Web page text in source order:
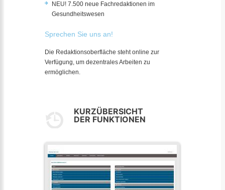
NEU! 7.500 neue Fachredaktionen im
Gesundheitswesen
Sprechen Sie uns an!
Die Redaktionsoberfläche steht online zur
Verfügung, um dezentrales Arbeiten zu
ermöglichen.
KURZÜBERSICHT
DER FUNKTIONEN